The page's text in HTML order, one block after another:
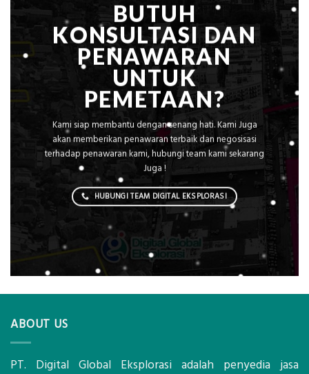
BUTUH
KONSULTASI DAN
PENAWARAN
UNTUK
PEMETAAN?
Kami siap membantu dengan senang hati. Kami Juga
akan memberikan penawaran terbaik dan negosisasi
terhadap penawaran kami, hubungi team kami sekarang
Juga !
HUBUNGI TEAM DIGITAL EKSPLORASI
ABOUT US
PT. Digital Global Eksplorasi adalah penyedia jasa